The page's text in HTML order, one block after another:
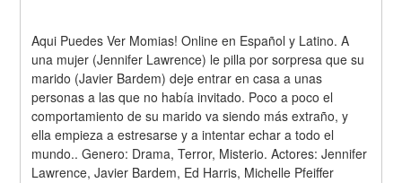
Aqui Puedes Ver Momias! Online en Español y Latino. A
una mujer (Jennifer Lawrence) le pilla por sorpresa que su
marido (Javier Bardem) deje entrar en casa a unas
personas a las que no había invitado. Poco a poco el
comportamiento de su marido va siendo más extraño, y
ella empieza a estresarse y a intentar echar a todo el
mundo.. Genero: Drama, Terror, Misterio. Actores: Jennifer
Lawrence, Javier Bardem, Ed Harris, Michelle Pfeiffer